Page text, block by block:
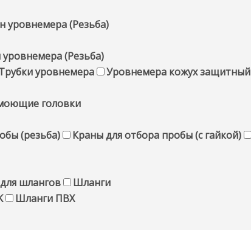
уровнемера (Резьба)
(Резьба)
уровнемера
Уровнемера кожух защитный
головки
(резьба) Краны для отбора пробы (с гайкой)
шлангов
Шланги
Шланги ПВХ